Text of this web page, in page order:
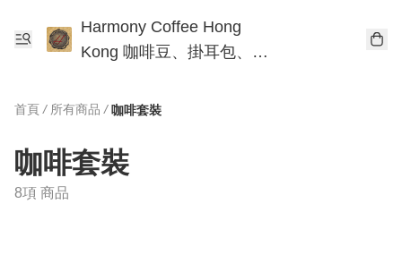
Harmony Coffee Hong
Kong 咖啡豆、掛耳包、手
首頁 / 所有商品 / 咖啡套裝
咖啡套裝
8項 商品